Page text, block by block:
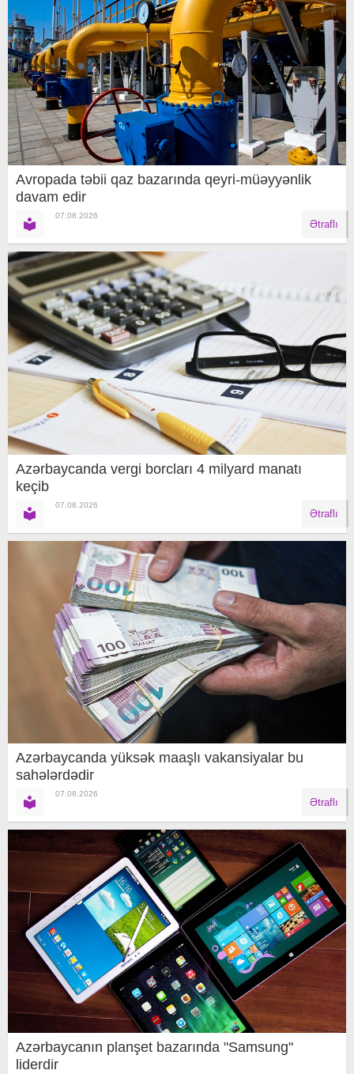
Avropada təbii qaz bazarında qeyri-müəyyənlik
davam edir
07.08.2026
Ətraflı
Azərbaycanda vergi borcları 4 milyard manatı
keçib
07.08.2026
Ətraflı
Azərbaycanda yüksək maaşlı vakansiyalar bu
sahələrdədir
07.08.2026
Ətraflı
Azərbaycanın planşet bazarında "Samsung"
liderdir